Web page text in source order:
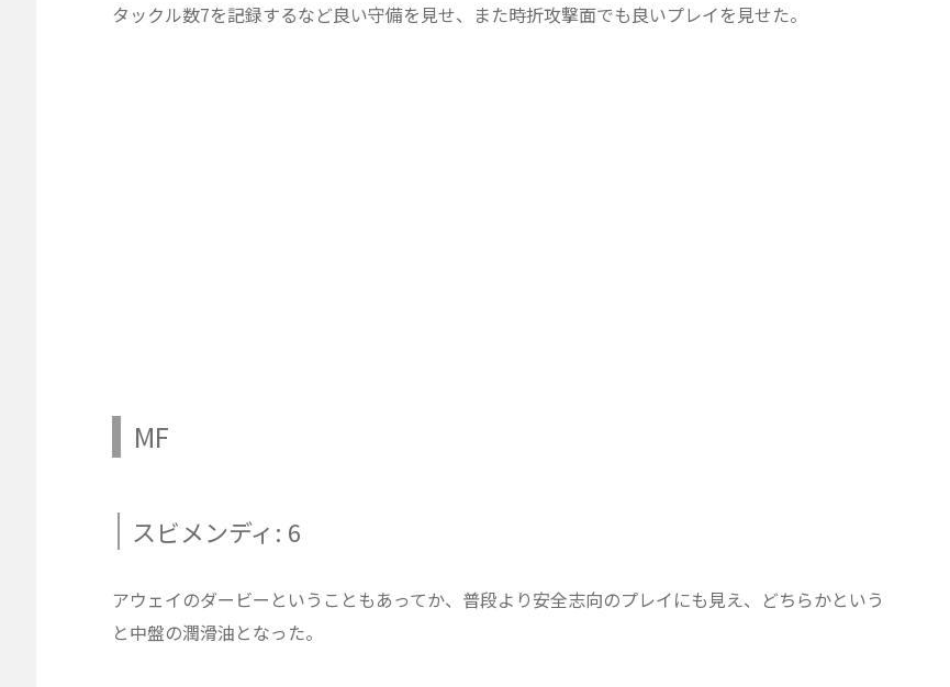
タックル数7を記録するなど良い守備を見せ、また時折攻撃面でも良いプレイを見せた。
MF
スビメンディ: 6
アウェイのダービーということもあってか、普段より安全志向のプレイにも見え、どちらかという
と中盤の潤滑油となった。